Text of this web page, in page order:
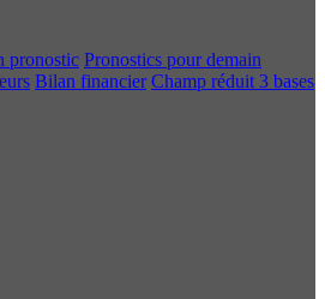
pronostic Pronostics pour demain
Bilan financier Champ réduit 3 bases